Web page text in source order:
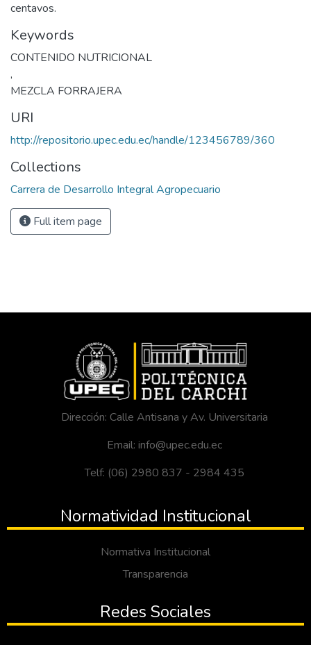
centavos.
Keywords
CONTENIDO NUTRICIONAL
,
MEZCLA FORRAJERA
URI
http://repositorio.upec.edu.ec/handle/123456789/360
Collections
Carrera de Desarrollo Integral Agropecuario
Full item page
Dirección: Calle Antisana y Av. Universitaria
Email: info@upec.edu.ec
Telf: (06) 2980 837 - 2984 435
Normatividad Institucional
Normativa Institucional
Transparencia
Redes Sociales